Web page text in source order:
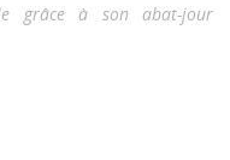
grâce à son abat-jour